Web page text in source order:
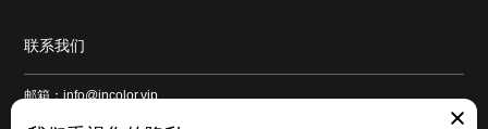
联系我们
邮箱：info@incolor.vip
地址：广东省广州市番禺区新造镇和平路1号良仓新造创意园9号仓103